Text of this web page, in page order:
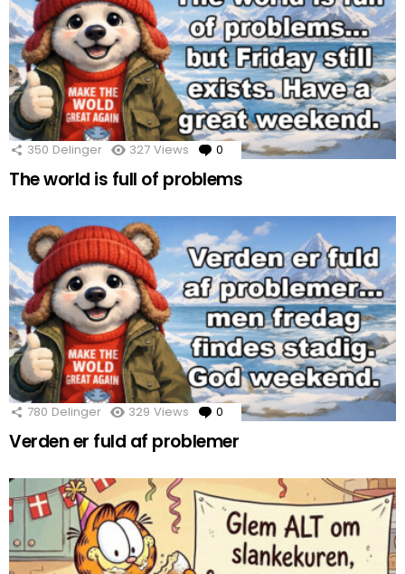
350 Delinger 327 Views 0 Comments
The world is full of problems
780 Delinger 329 Views 0 Comments
Verden er fuld af problemer